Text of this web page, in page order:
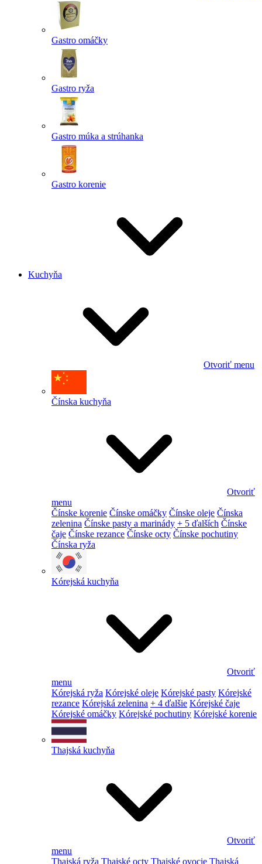
Gastro omáčky
Gastro ryža
Gastro múka a strúhanka
Gastro korenie
Kuchyňa
Otvoriť menu
Čínska kuchyňa
Otvoriť
menu
Čínske korenie Čínske omáčky Čínske oleje Čínska
zelenina Čínske pasty a marinády + 5 ďalších Čínske
čaje Čínske rezance Čínske octy Čínske pochutiny
Čínska ryža
Kórejská kuchyňa
Otvoriť
menu
Kórejská ryža Kórejské oleje Kórejské pasty Kórejské
rezance Kórejská zelenina + 4 ďalšie Kórejské čaje
Kórejské omáčky Kórejské pochutiny Kórejské korenie
Thajská kuchyňa
Otvoriť
menu
Thajská ryža Thajské octy Thajské ovocie Thajská